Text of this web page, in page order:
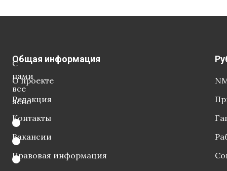
С
нами
все
ясно
Общая информация
О проекте
Редакция
Контакты
Вакансии
Правовая информация